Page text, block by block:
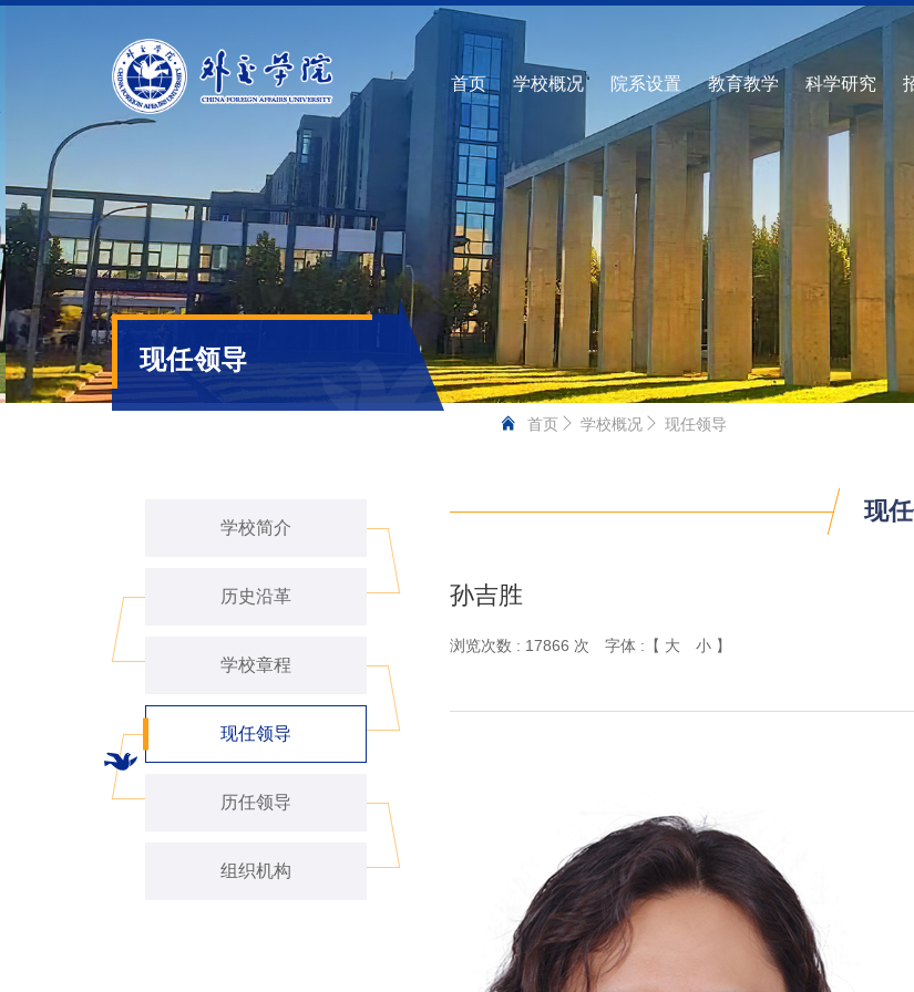
首页 学校概况 院系设置 教育教学 科学研究
现任领导
首页 学校概况 现任领导
学校简介
历史沿革
学校章程
现任领导
历任领导
组织机构
现
孙吉胜
浏览次数 : 17866 次 字体 :【 大 小】